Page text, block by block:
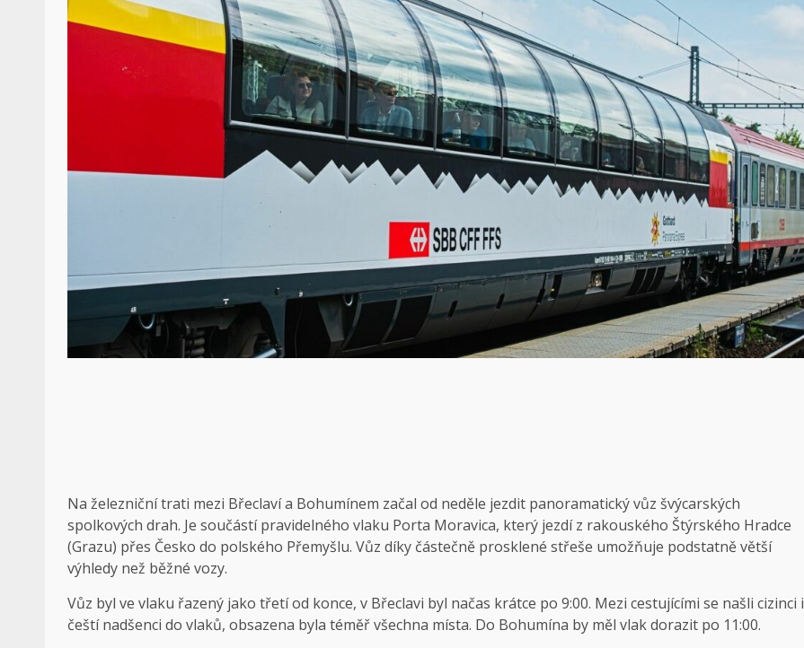
Na železniční trati mezi Břeclaví a Bohumínem začal od neděle jezdit panoramatický vůz švýcarských
spolkových drah. Je součástí pravidelného vlaku Porta Moravica, který jezdí z rakouského Štýrského Hradce
(Grazu) přes Česko do polského Přemyšlu. Vůz díky částečně prosklené střeše umožňuje podstatně větší
výhledy než běžné vozy.
Vůz byl ve vlaku řazený jako třetí od konce, v Břeclavi byl načas krátce po 9:00. Mezi cestujícími se našli cizinci i
čeští nadšenci do vlaků, obsazena byla téměř všechna místa. Do Bohumína by měl vlak dorazit po 11:00.